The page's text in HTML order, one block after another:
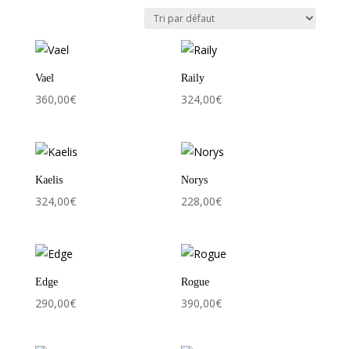
Vael
360,00€
Raily
324,00€
Kaelis
324,00€
Norys
228,00€
Edge
290,00€
Rogue
390,00€